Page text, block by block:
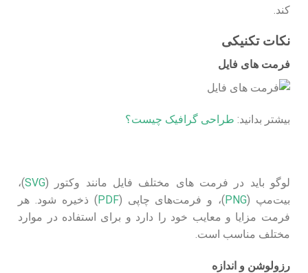
کند.
نکات تکنیکی
فرمت‌ های فایل
بیشتر بدانید: طراحی گرافیک چیست؟
لوگو باید در فرمت‌ های مختلف فایل مانند وکتور (SVG)،
بیت‌مپ (PNG)، و فرمت‌های چاپی (PDF) ذخیره شود. هر
فرمت مزایا و معایب خود را دارد و برای استفاده در موارد
مختلف مناسب است.
رزولوشن و اندازه